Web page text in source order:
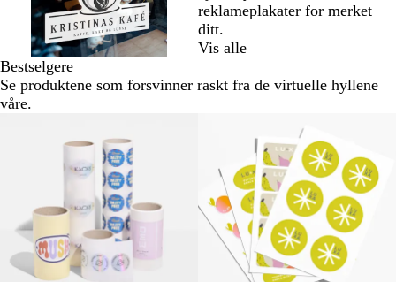
reklameplakater for merket
ditt.
Vis alle
Bestselgere
Se produktene som forsvinner raskt fra de virtuelle hyllene
våre.